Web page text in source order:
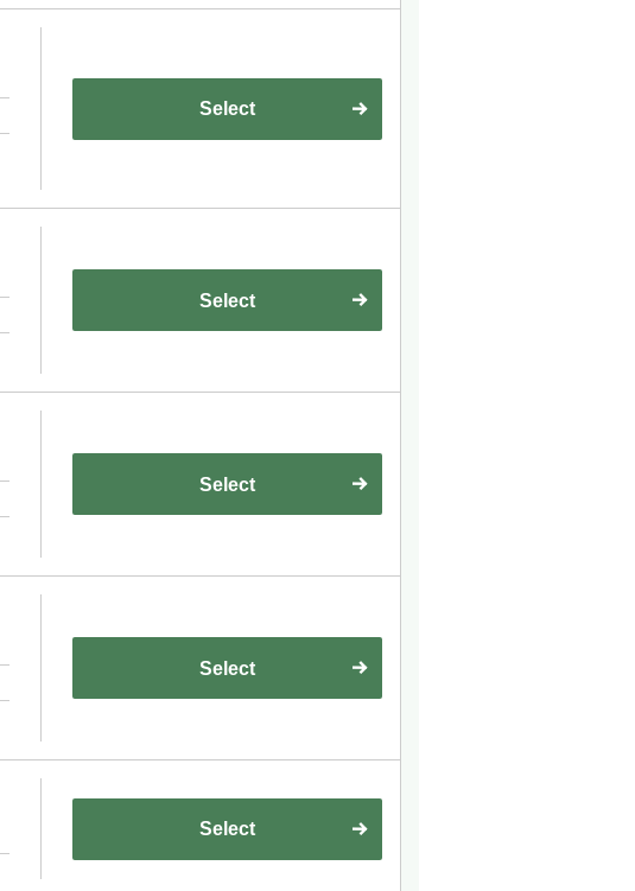
Select
Select
Select
Select
Select